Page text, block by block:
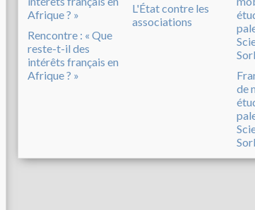
Rencontre : « Que
reste-t-il des
intérêts français en
Afrique ? »
L'État contre les
associations
de